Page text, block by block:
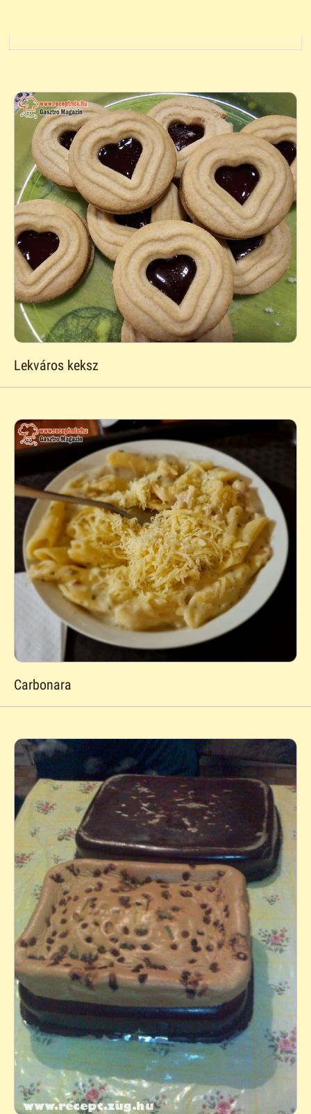
Lekváros keksz
Carbonara